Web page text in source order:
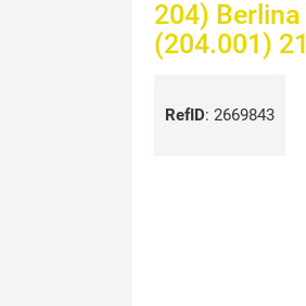
204)
(204.001)
RefID: 2669843